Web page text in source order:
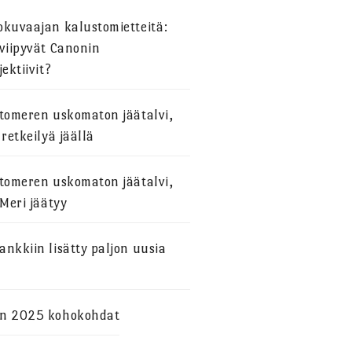
kalustomietteitä:
Canonin
uskomaton jäätalvi,
retkeilyä jäällä
uskomaton jäätalvi,
jäätyy
lisätty paljon uusia
2025 kohokohdat